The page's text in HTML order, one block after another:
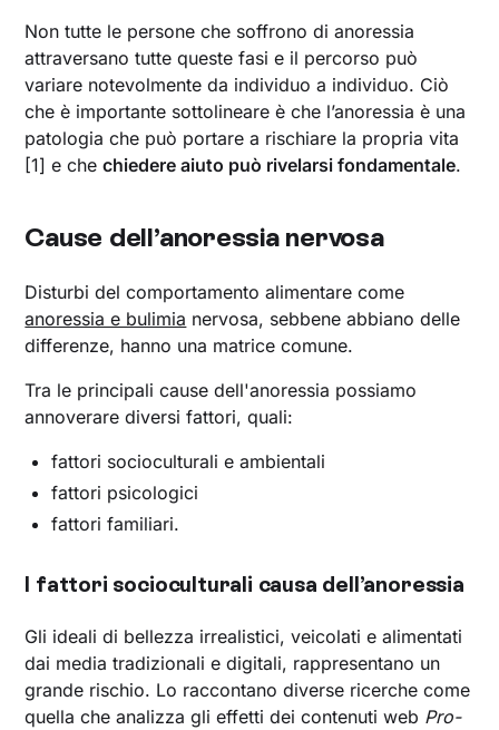
Non tutte le persone che soffrono di anoressia
attraversano tutte queste fasi e il percorso può
variare notevolmente da individuo a individuo. Ciò
che è importante sottolineare è che l’anoressia è una
patologia che può portare a rischiare la propria vita
[1] e chechiedere aiuto può rivelarsi fondamentale.
Cause dell’anoressia nervosa
Disturbi del comportamento alimentare come
anoressia e bulimia nervosa, sebbene abbiano delle
differenze, hanno una matrice comune.
Tra le principali cause dell'anoressia possiamo
annoverare diversi fattori, quali:
fattori socioculturali e ambientali
fattori psicologici
fattori familiari.
I fattori socioculturali causa dell’anoressia
Gli ideali di bellezza irrealistici, veicolati e alimentati
dai media tradizionali e digitali, rappresentano un
grande rischio. Lo raccontano diverse ricerche come
quella che analizza gli effetti dei contenuti web Pro-